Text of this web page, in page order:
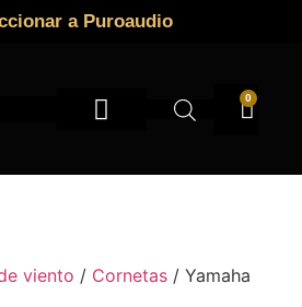
a Puroaudio
0
viento / Cornetas / Yamaha